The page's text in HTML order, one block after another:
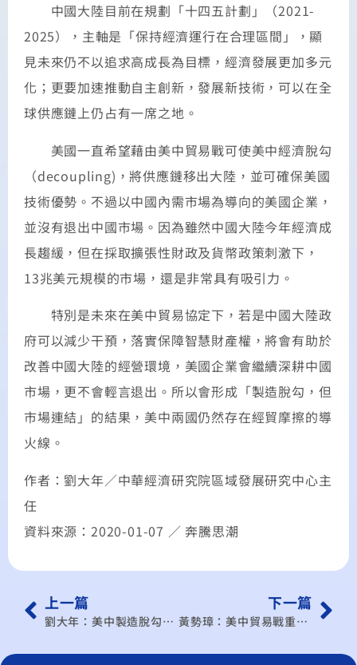
中國大陸目前在規劃「十四五計劃」（2021-
2025），主軸是「保持經濟運行在合理區間」，顯
見未來仍不以追求高成長為目標，經濟發展更加多元
化；更要加速推動自主創新，發展新技術，可以在全
球供應鏈上仍占有一席之地。
美國一直希望藉由美中貿易戰可使美中經濟脫勾
（decoupling)，將供應鏈移出大陸，並可確保美國
技術優勢。不過以中國內需市場為導向的美國企業，
並沒有退出中國市場。因為雖然中國大陸今年經濟成
長趨緩，但在採取擴張性財政及貨幣政策刺激下，
13兆美元規模的市場，還是非常具有吸引力。
特別是未來在美中貿易協定下，若是中國大陸政
府可以減少干預，落實保障智慧財產權，將會有助於
改善中國大陸的經營環境，美國企業會繼續深耕中國
市場，更不會輕言退出。所以會形成「製造脫勾，但
市場連結」的結果，美中兩國仍然存在經貿摩擦的導
火線。
作者：劉大年／中華經濟研究院區域發展研究中心主
任
資料來源：2020-01-07 ／ 奔騰思潮
上一篇
劉大年：美中製造脫勾、市場連結
下一篇
黃勢璋：美中貿易戰重創 星國經濟2020能否復甦？